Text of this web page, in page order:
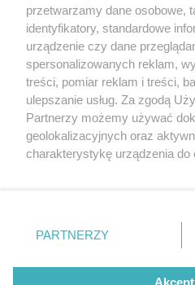
5 /
Nie zapomnij
zapoznać się z:
polityką prywatności
Twojemiasto
Piekary Śląskie
Chorzów
Tarnowskie Góry
Gliwice
przetwarzamy dane osobowe,
identyfikatory, standardowe
urządzenie czy dane
spersonalizowanych reklam,
treści, pomiar reklam i treści,
ulepszanie usług. Za zgodą
Partnerzy możemy używać
geolokalizacyjnych oraz
charakterystykę urządzenia do
zmienić/wycofać klikając
znajdujący się w lewym
rodzaje przetwarzania danych
użytkownika, ale masz prawo
PARTNERZY